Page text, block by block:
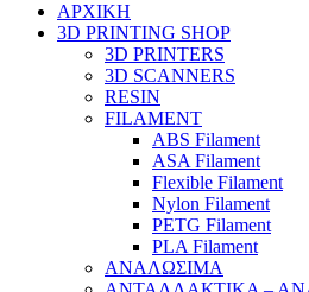
ΑΡΧΙΚΗ
3D PRINTING SHOP
3D PRINTERS
3D SCANNERS
RESIN
FILAMENT
ABS Filament
ASA Filament
Flexible Filament
Nylon Filament
PETG Filament
PLA Filament
ΑΝΑΛΩΣΙΜΑ